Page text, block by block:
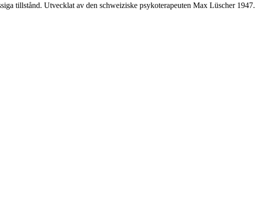
tillstånd. Utvecklat av den schweiziske psykoterapeuten Max Lüscher 1947.